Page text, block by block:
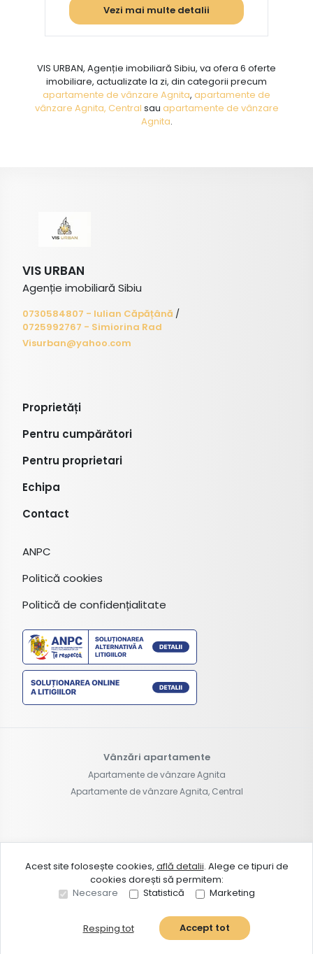
Vezi mai multe detalii
VIS URBAN, Agenție imobiliară Sibiu, va ofera 6 oferte
imobiliare, actualizate la zi, din categorii precum
apartamente de vânzare Agnita, apartamente de
vânzare Agnita, Central sau apartamente de vânzare
Agnita.
VIS URBAN
Agenție imobiliară Sibiu
0730584807 - Iulian Căpățână /
0725992767 - Simiorina Rad
Visurban@yahoo.com
Proprietăți
Pentru cumpărători
Pentru proprietari
Echipa
Contact
ANPC
Politică cookies
Politică de confidențialitate
Vânzări apartamente
Apartamente de vânzare Agnita
Apartamente de vânzare Agnita, Central
Site creat în
Acest site folosește cookies, află detalii. Alege ce tipuri de
cookies dorești să permitem:
Necesare
Statistică Marketing
Resping tot Accept tot